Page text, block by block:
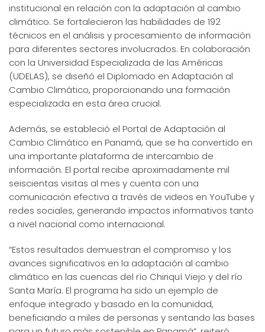
institucional en relación con la adaptación al cambio
climático. Se fortalecieron las habilidades de 192
técnicos en el análisis y procesamiento de información
para diferentes sectores involucrados. En colaboración
con la Universidad Especializada de las Américas
(UDELAS), se diseñó el Diplomado en Adaptación al
Cambio Climático, proporcionando una formación
especializada en esta área crucial.
Además, se estableció el Portal de Adaptación al
Cambio Climático en Panamá, que se ha convertido en
una importante plataforma de intercambio de
información. El portal recibe aproximadamente mil
seiscientas visitas al mes y cuenta con una
comunicación efectiva a través de videos en YouTube y
redes sociales, generando impactos informativos tanto
a nivel nacional como internacional.
“Estos resultados demuestran el compromiso y los
avances significativos en la adaptación al cambio
climático en las cuencas del río Chiriquí Viejo y del río
Santa María. El programa ha sido un ejemplo de
enfoque integrado y basado en la comunidad,
beneficiando a miles de personas y sentando las bases